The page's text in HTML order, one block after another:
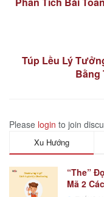
Túp Lều Lý
Bằng
Please login to join
Xu Hướng
“The”
Mã 2